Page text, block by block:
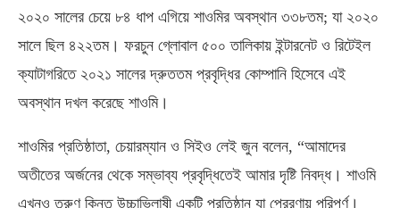
২০২০ সালের চেয়ে ৮৪ ধাপ এগিয়ে শাওমির অবস্থান ৩৩৮তম; যা ২০২০
সালে ছিল ৪২২তম। ফরচুন গ্লোবাল ৫০০ তালিকায় ইন্টারনেট ও রিটেইল
ক্যাটাগরিতে ২০২১ সালের দ্রুততম প্রবৃদ্ধির কোম্পানি হিসেবে এই
অবস্থান দখল করেছে শাওমি।
শাওমির প্রতিষ্ঠাতা, চেয়ারম্যান ও সিইও লেই জুন বলেন, “আমাদের
অতীতের অর্জনের থেকে সম্ভাব্য প্রবৃদ্ধিতেই আমার দৃষ্টি নিবদ্ধ। শাওমি
এখনও তরুণ কিন্তু উচ্চাভিলাষী একটি প্রতিষ্ঠান যা প্রেরণায় পরিপূর্ণ।